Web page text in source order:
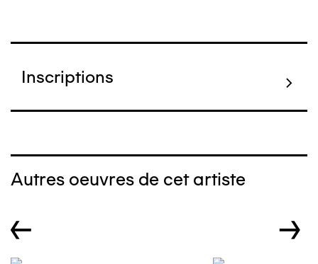
Inscriptions
Autres oeuvres de cet artiste
← →